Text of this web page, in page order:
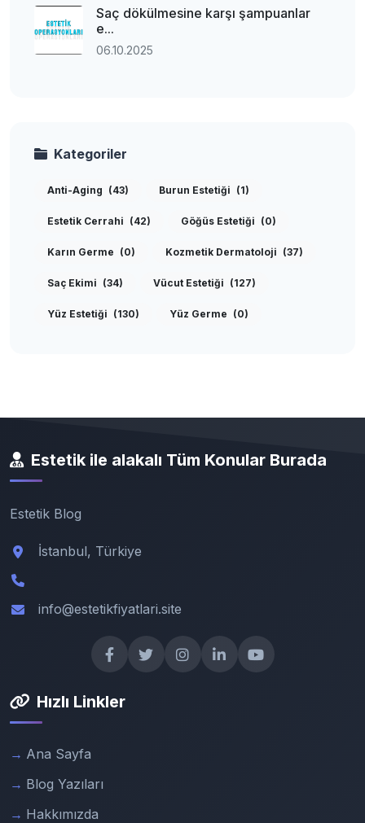
Saç dökülmesine karşı şampuanlar
e...
06.10.2025
Kategoriler
Anti-Aging (43) Burun Estetiği (1)
Estetik Cerrahi (42) Göğüs Estetiği (0)
Karın Germe (0) Kozmetik Dermatoloji (37)
Saç Ekimi (34) Vücut Estetiği (127)
Yüz Estetiği (130) Yüz Germe (0)
Estetik ile alakalı Tüm Konular Burada
Estetik Blog
İstanbul, Türkiye
info@estetikfiyatlari.site
Hızlı Linkler
Ana Sayfa
Blog Yazıları
Hakkımızda